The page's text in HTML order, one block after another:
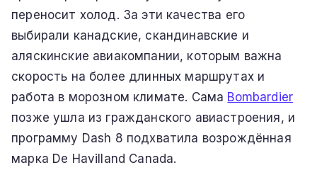
переносит холод. За эти качества его
выбирали канадские, скандинавские и
аляскинские авиакомпании, которым важна
скорость на более длинных маршрутах и
работа в морозном климате. Сама Bombardier
позже ушла из гражданского авиастроения, и
программу Dash 8 подхватила возрождённая
марка De Havilland Canada.